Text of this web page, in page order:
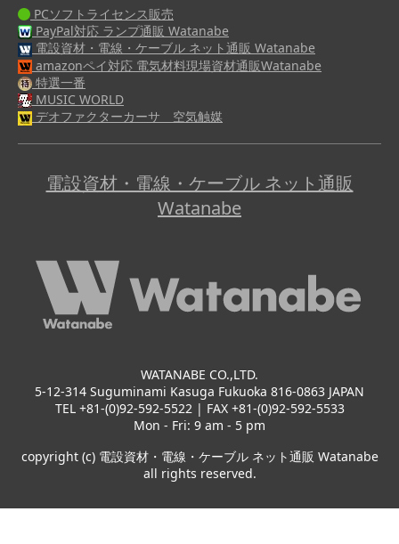
PCソフトライセンス販売
PayPal対応 ランプ通販 Watanabe
電設資材・電線・ケーブル ネット通販 Watanabe
amazonペイ対応 電気材料現場資材通販Watanabe
特選一番
MUSIC WORLD
デオファクターカーサ 空気触媒
電設資材・電線・ケーブル ネット通販
Watanabe
WATANABE CO.,LTD.
5-12-314 Suguminami Kasuga Fukuoka 816-0863 JAPAN
TEL +81-(0)92-592-5522 | FAX +81-(0)92-592-5533
Mon - Fri: 9 am - 5 pm
copyright (c) 電設資材・電線・ケーブル ネット通販 Watanabe
all rights reserved.